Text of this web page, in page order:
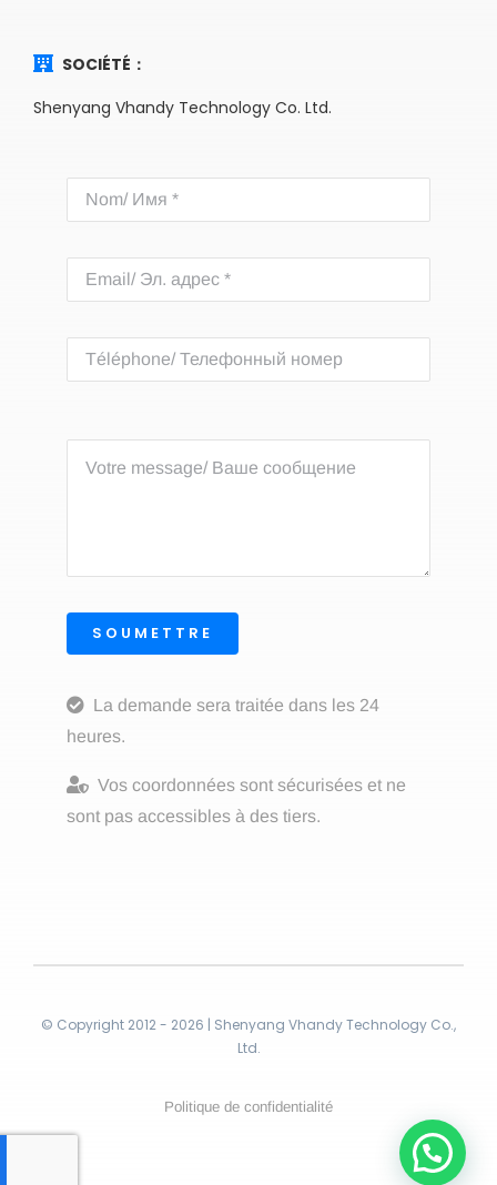
SOCIÉTÉ：
Shenyang Vhandy Technology Co. Ltd.
SOUMETTRE
La demande sera traitée dans les 24
heures.
Vos coordonnées sont sécurisées et ne
sont pas accessibles à des tiers.
© Copyright 2012 - 2026 | Shenyang Vhandy Technology Co.,
Ltd.
Politique de confidentialité